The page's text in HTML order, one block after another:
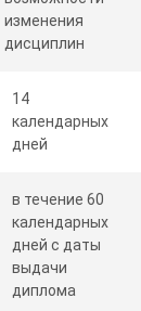
изменения
дисциплин
14
календарных
дней
в течение 60
календарных
дней с даты
выдачи
диплома